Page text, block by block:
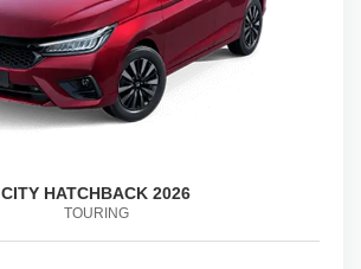
CITY HATCHBACK 2026
TOURING